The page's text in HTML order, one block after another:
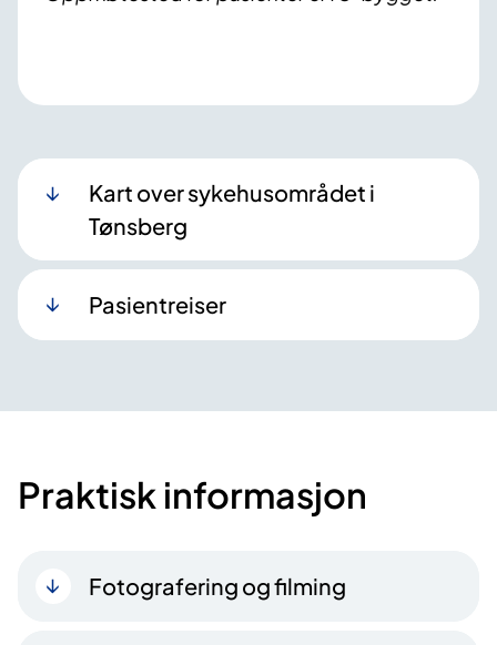
Kart over sykehusområdet i
Tønsberg
Pasientreiser
Praktisk informasjon
Fotografering og filming